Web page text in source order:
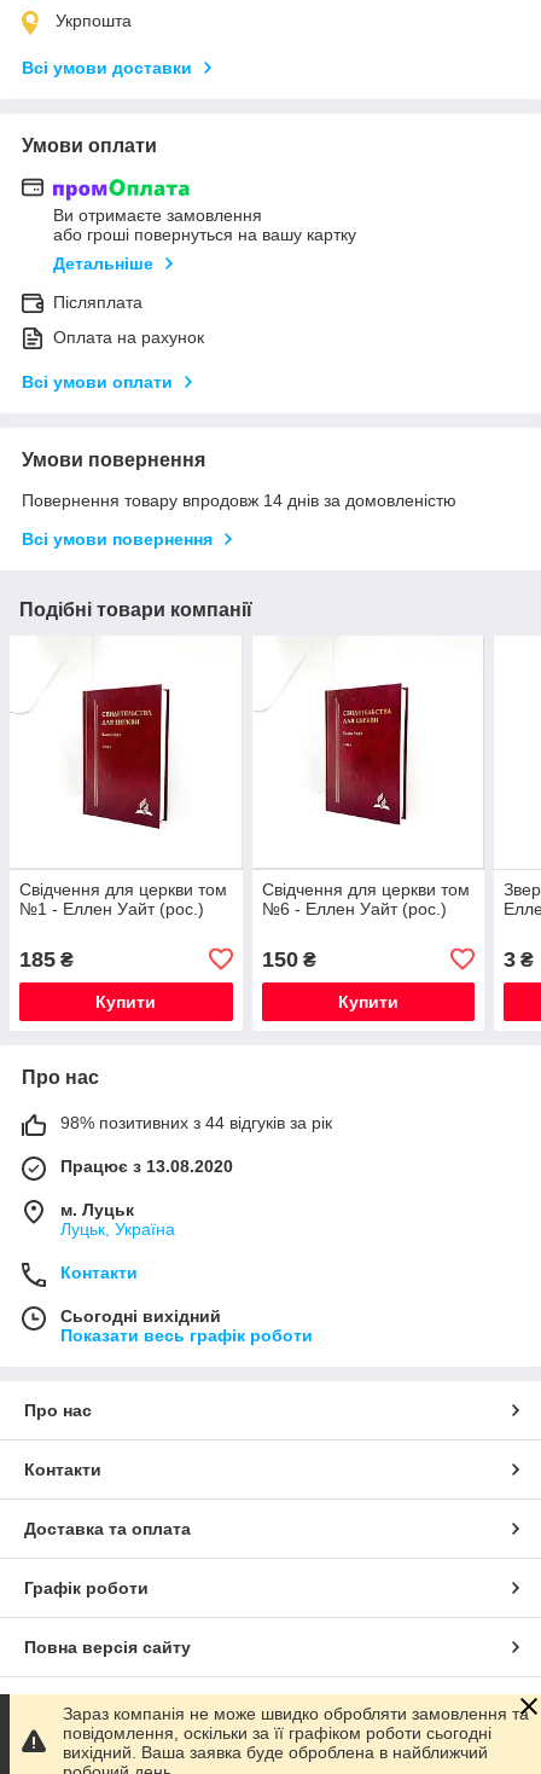
Укрпошта
Всі умови доставки
Умови оплати
Ви отримаєте замовлення
або гроші повернуться на вашу картку
Детальніше
Післяплата
Оплата на рахунок
Всі умови оплати
Умови повернення
Повернення товару впродовж 14 днів за домовленістю
Всі умови повернення
Подібні товари компанії
Свідчення для церкви том
№1 - Еллен Уайт (рос.)
185 ₴
Купити
Свідчення для церкви том
№6 - Еллен Уайт (рос.)
150₴
Купити
3 ₴
Про нас
98% позитивних з 44 відгуків за рік
Працює з 13.08.2020
м. Луцьк
Луцьк, Україна
Контакти
Сьогодні вихідний
Показати весь графік роботи
Про нас
Контакти
Доставка та оплата
Графік роботи
Повна версія сайту
Сайт створено на маркетплейсі Prom.ua
Політика конфіденційності
Зараз компанія не може швидко обробляти замовлення та
повідомлення, оскільки за її графіком роботи сьогодні
вихідний. Ваша заявка буде оброблена в найближчий